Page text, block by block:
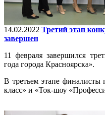
14.02.2022 Третий этап
завершен
11 февраля завершился
года города Красноярска».
В третьем этапе
класс» и «Ток-шоу